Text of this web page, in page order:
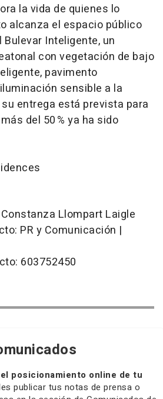
la vida de quienes lo
alcanza el espacio público
Inteligente, un
con vegetación de bajo
pavimento
sensible a la
entrega está prevista para
del 50 % ya ha sido
Llompart Laigle
PR y Comunicación |
603752450
posicionamiento online de tu
publicar tus notas de prensa o